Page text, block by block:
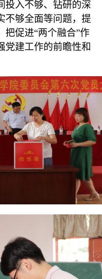
投入不够、钻研的深
不够全面等问题，提
把促进“两个融合”作
党建工作的前瞻性和